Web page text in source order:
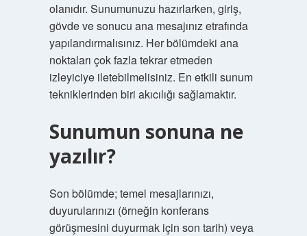
olanıdır. Sunumunuzu hazırlarken, giriş,
gövde ve sonucu ana mesajınız etrafında
yapılandırmalısınız. Her bölümdeki ana
noktaları çok fazla tekrar etmeden
izleyiciye iletebilmelisiniz. En etkili sunum
tekniklerinden biri akıcılığı sağlamaktır.
Sunumun sonuna ne
yazılır?
Son bölümde; temel mesajlarınızı,
duyurularınızı (örneğin konferans
görüşmesini duyurmak için son tarih) veya